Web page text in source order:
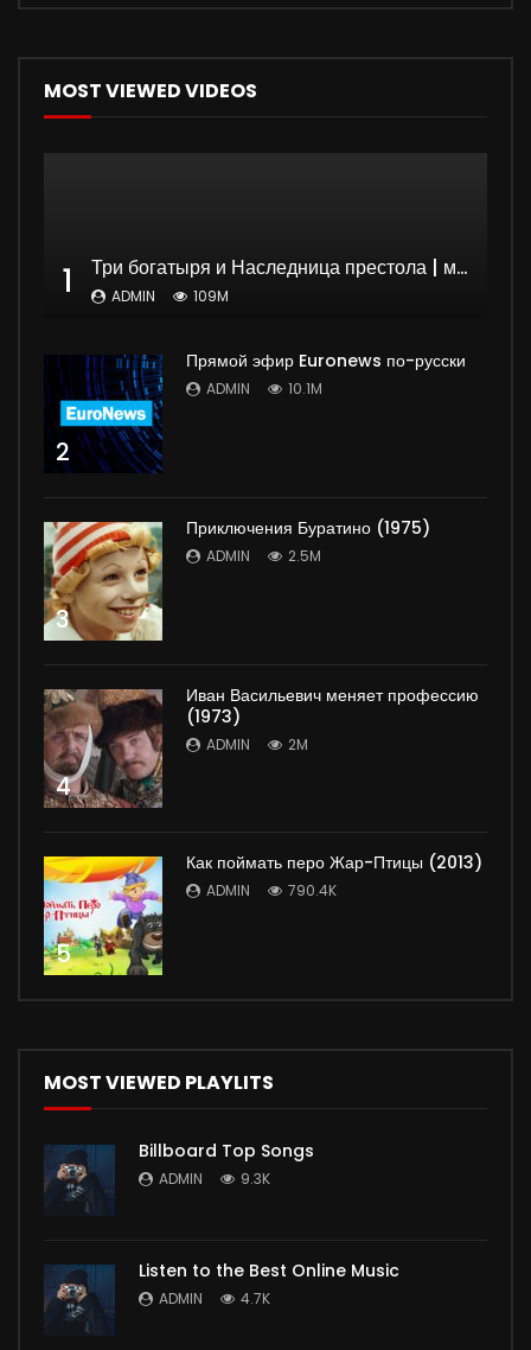
MOST VIEWED VIDEOS
1 Три богатыря и Наследница престола | мультфильм
ADMIN 109M
2
Прямой эфир Euronews по-русски
ADMIN 10.1M
3
Приключения Буратино (1975)
ADMIN 2.5M
4
Иван Васильевич меняет профессию
(1973)
ADMIN 2M
5
Как поймать перо Жар-Птицы (2013)
ADMIN 790.4K
MOST VIEWED PLAYLITS
Billboard Top Songs
ADMIN 9.3K
Listen to the Best Online Music
ADMIN 4.7K